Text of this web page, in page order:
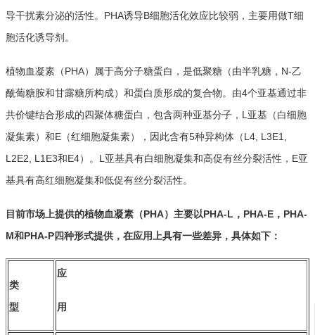
导干扰素分泌的活性。PHA诱导B细胞活化效应比较弱，主要用做T细
胞活化诱导剂。
植物血凝素（PHA）属于高分子糖蛋白，是低聚糖（由半乳糖，N-乙
酰葡糖胺和甘露糖所构成）和蛋白质形成的复合物。由4个亚基通过非
共价键结合形成的四聚体糖蛋白，包含两种亚基分子，L亚基（白细胞
凝集素）和E（红细胞凝集素），因此含有5种异构体（L4, L3E1,
L2E2, L1E3和E4）。L亚基具有白细胞凝集和高促有丝分裂活性，E亚
基具有高红细胞凝集和低促有丝分裂活性。
目前市场上提供的植物血凝素（PHA）主要以PHA-L，PHA-E，PHA-
M和PHA-P四种形式提供 ，在应用上具有一些差异，具体如下：
类
型
应
用